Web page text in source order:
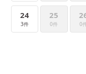
24
3件
25
0件 0